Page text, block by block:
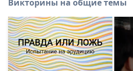
Викторины на общие темы